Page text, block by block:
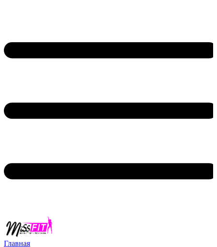
Главная